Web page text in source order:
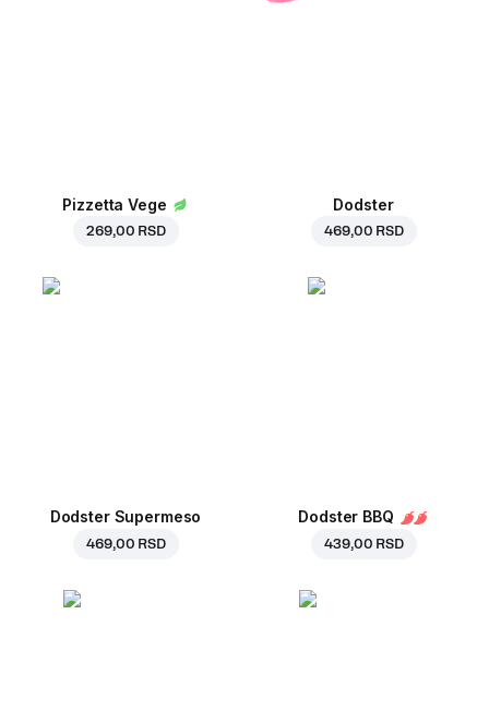
Pizzetta Vege
269,00 RSD
Dodster
469,00 RSD
Dodster Supermeso
469,00 RSD
Dodster BBQ
439,00 RSD